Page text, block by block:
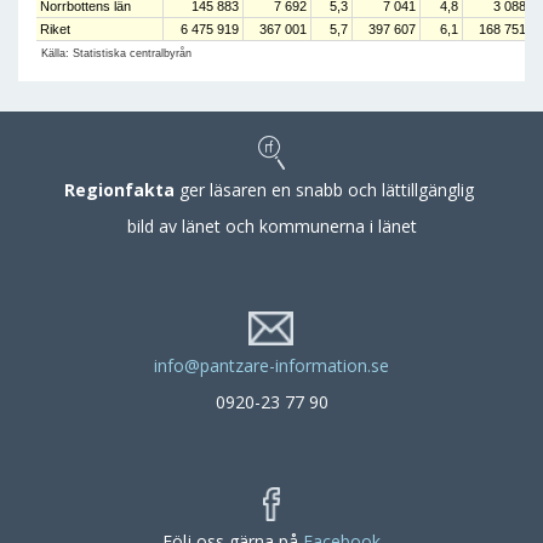
Norrbottens län
145 883 7 692 5,3 7 041 4,8
3 088
Riket
6 475 919 367 001 5,7 397 607 6,1 168 751
Källa: Statistiska centralbyrån
Regionfakta ger läsaren en snabb och lättillgänglig
bild av länet och kommunerna i länet
info@pantzare-information.se
0920-23 77 90